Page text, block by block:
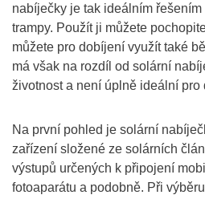
nabíječky je tak ideálním
trampy. Použít ji můžete
můžete pro dobíjení využít také
má však na rozdíl od solární
životnost a není úplně ideální pro
Na první pohled je solární
zařízení složené ze solárních
výstupů určených k připojení
fotoaparátu a podobně. Při